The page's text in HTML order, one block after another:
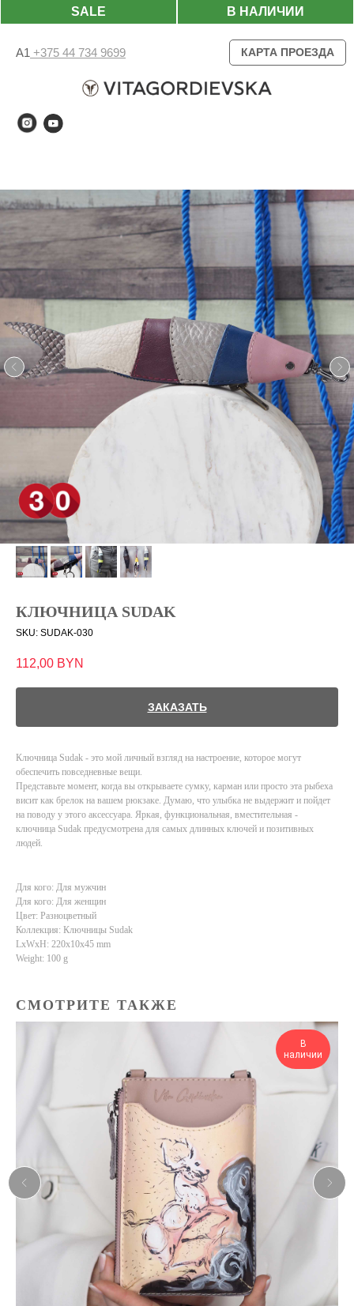
В НАЛИЧИИ
SALE
А1 +375 44 734 9699 КАРТА ПРОЕЗДА
КЛЮЧНИЦА SUDAK
SKU: SUDAK-030
112,00 BYN
ЗАКАЗАТЬ
Ключница Sudak - это мой личный взгляд на настроение, которое могут
обеспечить повседневные вещи.
Представьте момент, когда вы открываете сумку, карман или просто эта рыбеха
висит как брелок на вашем рюкзаке. Думаю, что улыбка не выдержит и пойдет
на поводу у этого аксессуара. Яркая, функциональная, вместительная -
ключница Sudak предусмотрена для самых длинных ключей и позитивных
людей.
Для кого: Для мужчин
Для кого: Для женщин
Цвет: Разноцветный
Коллекция: Ключницы Sudak
LxWxH: 220x10x45 mm
Weight: 100 g
СМОТРИТЕ ТАКЖЕ
В
наличии